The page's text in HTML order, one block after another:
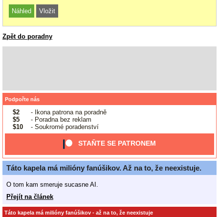
Zpět do poradny
Podpořte nás
$2
- Ikona patrona na poradně
$5
- Poradna bez reklam
$10
- Soukromé poradenství
STAŇTE SE PATRONEM
Táto kapela má milióny fanúšikov. Až na to, že neexistuje.
O tom kam smeruje sucasne AI.
Přejít na článek
Táto kapela má milióny fanúšikov - až na to, že neexistuje